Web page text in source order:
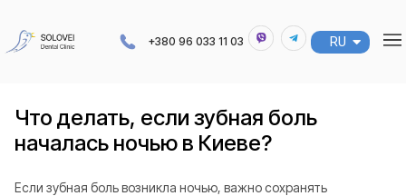
+380 96 033 11 03 RU
UA
Что делать, если зубная боль
началась ночью в Киеве?
Если зубная боль возникла ночью, важно сохранять